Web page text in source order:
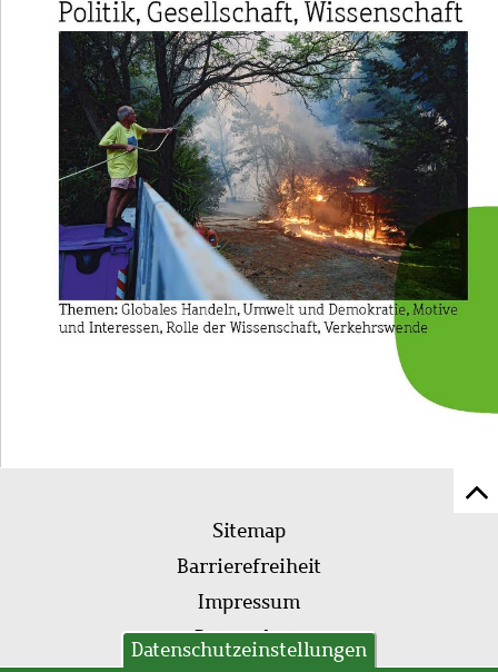
Fußleistenmenü
Sitemap
Barrierefreiheit
Impressum
Datenschutz
Datenschutzeinstellungen